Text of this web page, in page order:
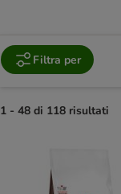
Filtra per
1 - 48 di 118 risultati